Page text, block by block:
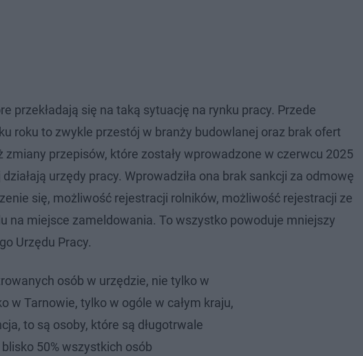
przekładają się na taką sytuację na rynku pracy. Przede
roku to zwykle przestój w branży budowlanej oraz brak ofert
przepisów, które zostały wprowadzone w czerwcu 2025
urzędy pracy. Wprowadziła ona brak sankcji za odmowę
się, możliwość rejestracji rolników, możliwość rejestracji ze
na miejsce zameldowania. To wszystko powoduje mniejszy
Urzędu Pracy.
osób w urzędzie, nie tylko w
w Tarnowie, tylko w ogóle w całym kraju,
to są osoby, które są długotrwale
50% wszystkich osób